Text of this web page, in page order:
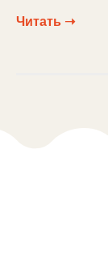
Читать ➝